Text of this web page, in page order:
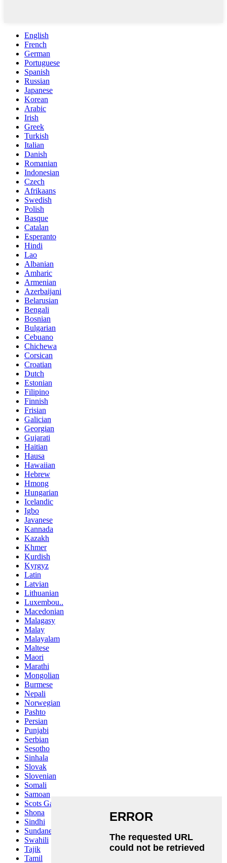
English
French
German
Portuguese
Spanish
Russian
Japanese
Korean
Arabic
Irish
Greek
Turkish
Italian
Danish
Romanian
Indonesian
Czech
Afrikaans
Swedish
Polish
Basque
Catalan
Esperanto
Hindi
Lao
Albanian
Amharic
Armenian
Azerbaijani
Belarusian
Bengali
Bosnian
Bulgarian
Cebuano
Chichewa
Corsican
Croatian
Dutch
Estonian
Filipino
Finnish
Frisian
Galician
Georgian
Gujarati
Haitian
Hausa
Hawaiian
Hebrew
Hmong
Hungarian
Icelandic
Igbo
Javanese
Kannada
Kazakh
Khmer
Kurdish
Kyrgyz
Latin
Latvian
Lithuanian
Luxembou..
Macedonian
Malagasy
Malay
Malayalam
Maltese
Maori
Marathi
Mongolian
Burmese
Nepali
Norwegian
Pashto
Persian
Punjabi
Serbian
Sesotho
Sinhala
Slovak
Slovenian
Somali
Samoan
Scots Gaelic
Shona
Sindhi
Sundanese
Swahili
Tajik
Tamil